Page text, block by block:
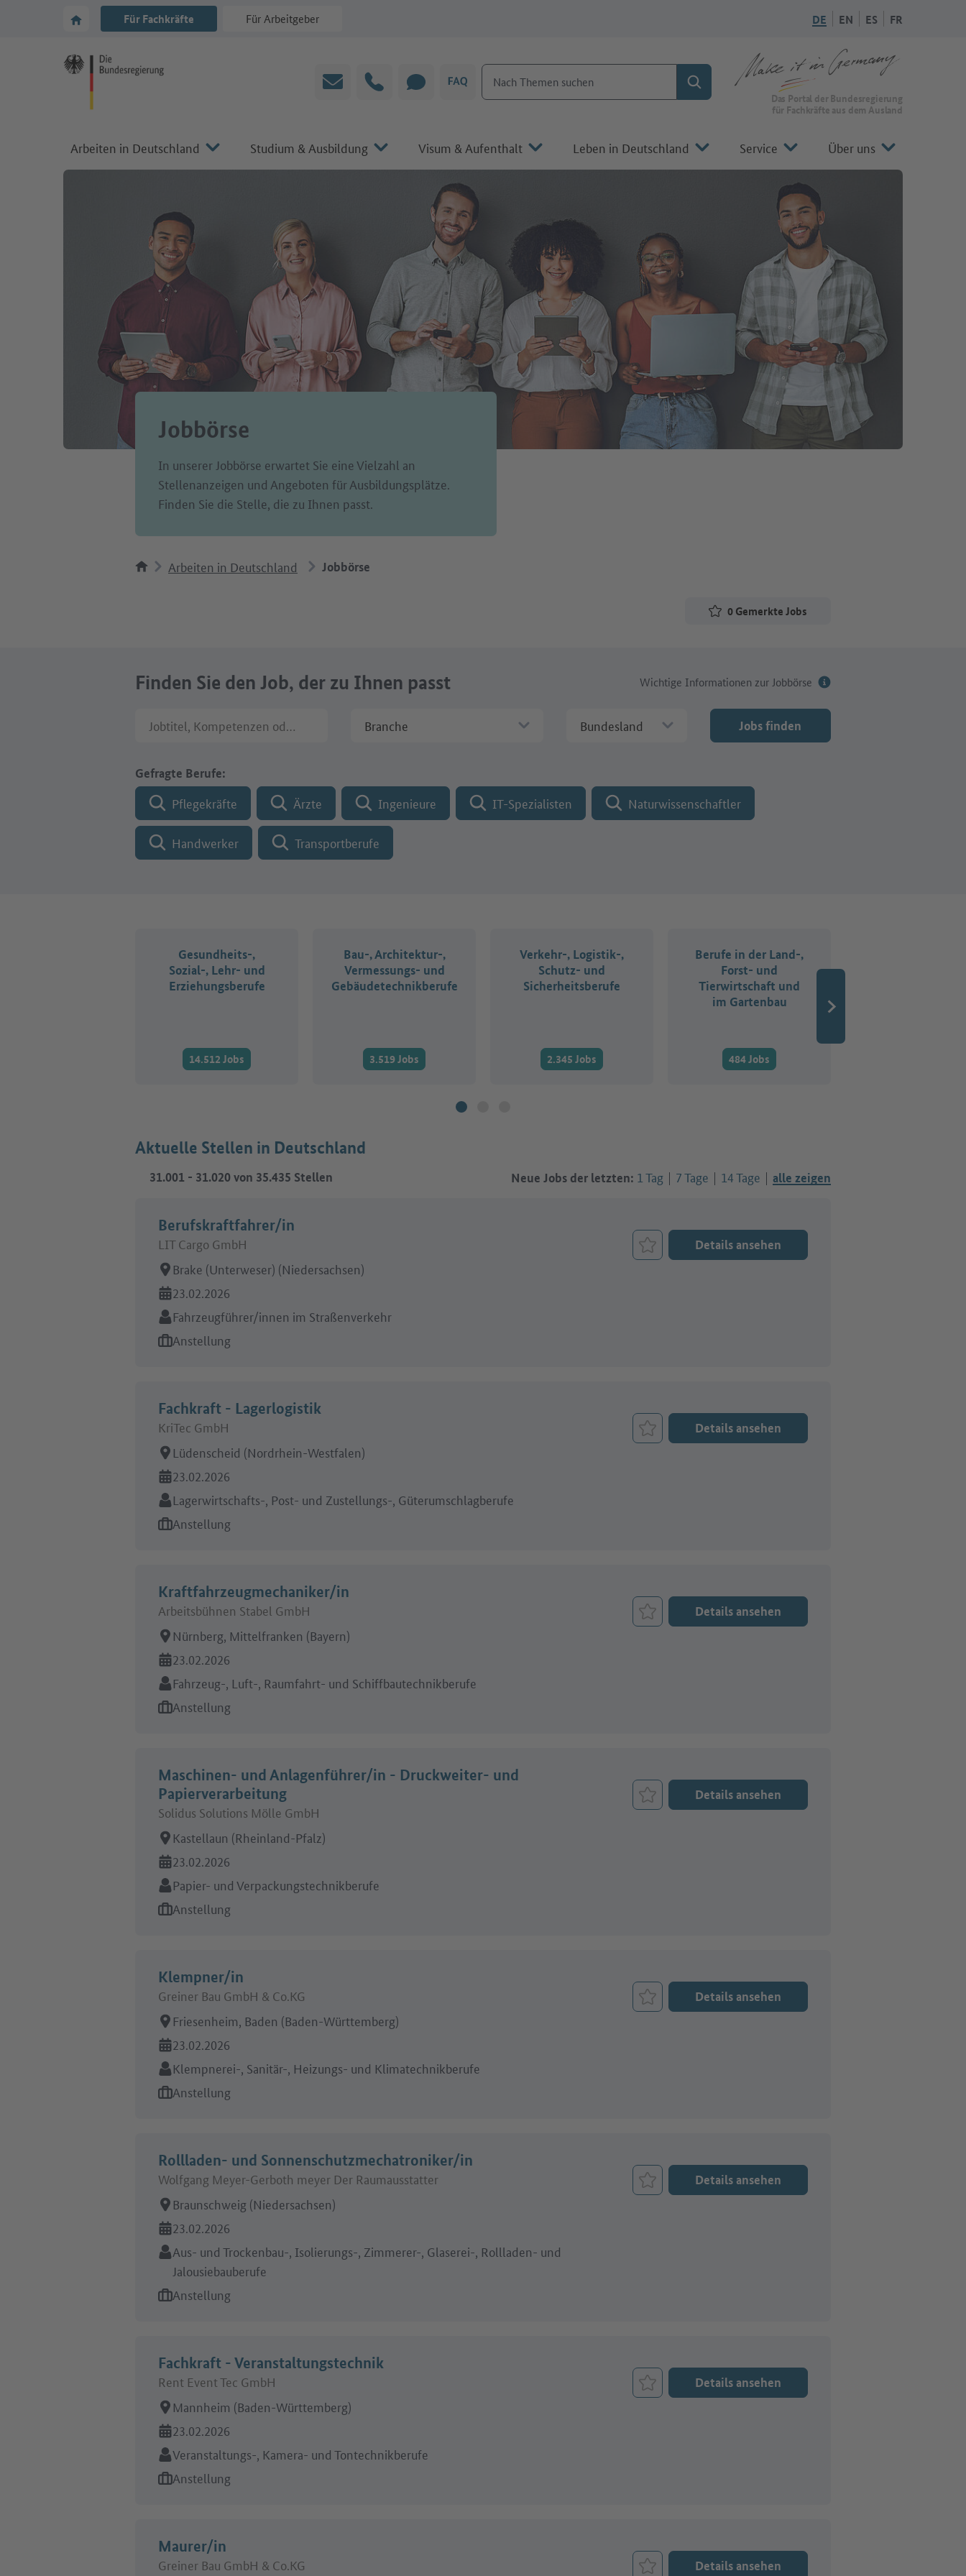
Zur Startseite von Make it in Germany
Für Fachkräfte Für Arbeitgeber DE EN ES FR
E-Mail HotlineCHAT FAQ
Nach Themen suchen
Suchen Zur Startseite von Make it in Germany
Das Portal der Bundesregierung
für Fachkräfte aus dem Ausland
Arbeiten in Deutschland Studium & Ausbildung Visum & Aufenthalt Leben in Deutschland Service Über uns
Jobbörse
In unserer Jobbörse erwartet Sie eine Vielzahl an
Stellenanzeigen und Angeboten für Ausbildungsplätze.
Finden Sie die Stelle, die zu Ihnen passt.
Arbeiten in Deutschland Jobbörse
0Gemerkte Jobs
Finden Sie den Job, der zu Ihnen passt
Branche Bundesland Jobs finden
Wichtige Informationen zur Jobbörse
Gefragte Berufe:
Pflegekräfte Ärzte Ingenieure IT-Spezialisten Naturwissenschaftler
Handwerker Transportberufe
Gesundheits-,
Sozial-, Lehr- und
Erziehungsberufe
14.512 Jobs
Bau-, Architektur-,
Vermessungs- und
Gebäudetechnikberufe
3.519 Jobs
Verkehr-, Logistik-,
Schutz- und
Sicherheitsberufe
2.345 Jobs
Berufe in der Land-,
Forst- und
Tierwirtschaft und
im Gartenbau
484 Jobs
Aktuelle Stellen in Deutschland
31.001 - 31.020von 35.435 Stellen Neue Jobs der letzten: 1 Tag 7 Tage 14 Tage alle zeigen
Berufskraftfahrer/in
LIT Cargo GmbH
Arbeitsort:
Brake (Unterweser) (Niedersachsen)
Online seit:
23.02.2026
Branche:
Fahrzeugführer/innen im Straßenverkehr
Art des Jobangebots:
Anstellung
Job merken
Details ansehen
Fachkraft - Lagerlogistik
KriTec GmbH
Arbeitsort:
Lüdenscheid (Nordrhein-Westfalen)
Online seit:
23.02.2026
Branche:
Lagerwirtschafts-, Post- und Zustellungs-, Güterumschlagberufe
Art des Jobangebots:
Anstellung
Job merken
Details ansehen
Kraftfahrzeugmechaniker/in
Arbeitsbühnen Stabel GmbH
Arbeitsort:
Nürnberg, Mittelfranken (Bayern)
Online seit:
23.02.2026
Branche:
Fahrzeug-, Luft-, Raumfahrt- und Schiffbautechnikberufe
Art des Jobangebots:
Anstellung
Job merken
Details ansehen
Maschinen- und Anlagenführer/in - Druckweiter- und
Papierverarbeitung
Solidus Solutions Mölle GmbH
Arbeitsort:
Kastellaun (Rheinland-Pfalz)
Online seit:
23.02.2026
Branche:
Papier- und Verpackungstechnikberufe
Art des Jobangebots:
Anstellung
Job merken
Details ansehen
Klempner/in
Greiner Bau GmbH & Co.KG
Arbeitsort:
Friesenheim, Baden (Baden-Württemberg)
Online seit:
23.02.2026
Branche:
Klempnerei-, Sanitär-, Heizungs- und Klimatechnikberufe
Art des Jobangebots:
Anstellung
Job merken
Details ansehen
Rollladen- und Sonnenschutzmechatroniker/in
Wolfgang Meyer-Gerboth meyer Der Raumausstatter
Arbeitsort:
Braunschweig (Niedersachsen)
Online seit:
23.02.2026
Branche:
Aus- und Trockenbau-, Isolierungs-, Zimmerer-, Glaserei-, Rollladen- und
Jalousiebauberufe
Art des Jobangebots:
Anstellung
Job merken
Details ansehen
Fachkraft - Veranstaltungstechnik
Rent Event Tec GmbH
Arbeitsort:
Mannheim (Baden-Württemberg)
Online seit:
23.02.2026
Branche:
Veranstaltungs-, Kamera- und Tontechnikberufe
Art des Jobangebots:
Anstellung
Job merken
Details ansehen
Maurer/in
Greiner Bau GmbH & Co.KG Details ansehen